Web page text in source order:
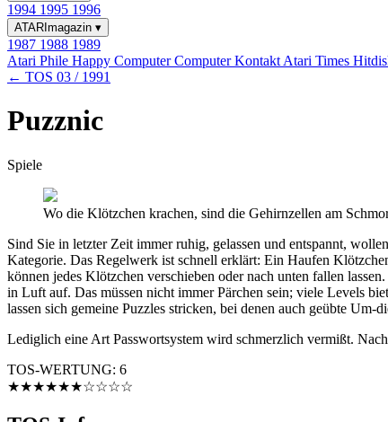
1994 1995 1996
ATARImagazin ▾
1987 1988 1989
Atari Phile Happy ComputerComputer Kontakt Atari Times
← TOS 03 / 1991
Puzznic
Spiele
Wo die Klötzchen krachen, sind die Gehirnzellen am
Sind Sie in letzter Zeit immer ruhig, gelassen und entspannt,
Kategorie. Das Regelwerk ist schnell erklärt: Ein Haufen
können jedes Klötzchen verschieben oder nach unten fallen
in Luft auf. Das müssen nicht immer Pärchen sein; viele Levels
lassen sich gemeine Puzzles stricken, bei denen auch geübte
Lediglich eine Art Passwortsystem wird schmerzlich vermißt.
TOS-WERTUNG: 6
★★★★★★☆☆☆☆